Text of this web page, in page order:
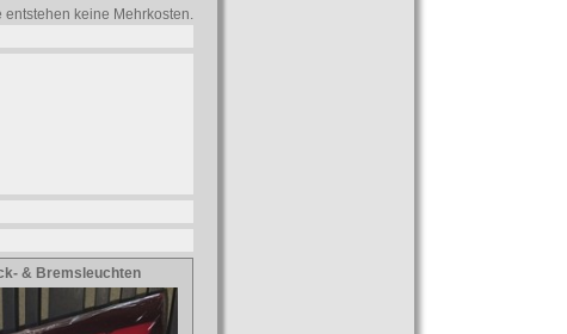
keine Mehrkosten.
& Bremsleuchten